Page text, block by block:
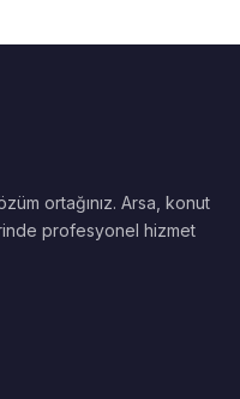
ortağınız. Arsa, konut
profesyonel hizmet